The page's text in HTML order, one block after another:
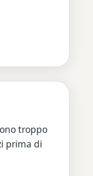
troppo
prima di